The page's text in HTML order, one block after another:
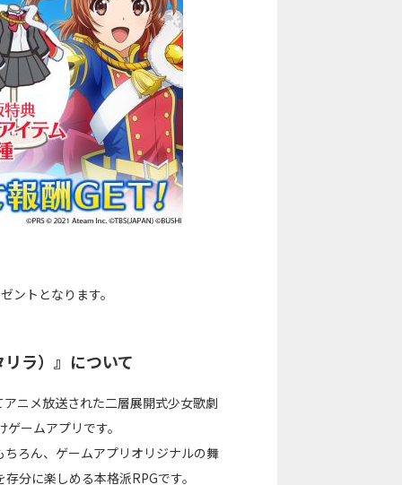
トとなります。
ラ）』について
ニメ放送された二層展開式少女歌劇
ームアプリです。
ろん、ゲームアプリオリジナルの舞
分に楽しめる本格派RPGです。